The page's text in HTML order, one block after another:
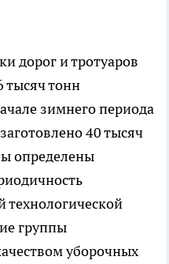
дорог и тротуаров
тысяч тонн
зимнего периода
40 тысяч
определены
группы
уборочных